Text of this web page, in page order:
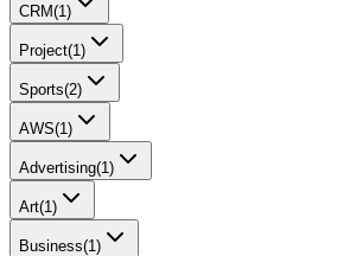
CRM(1)
Project(1)
Sports(2)
AWS(1)
Advertising(1)
Art(1)
Business(1)